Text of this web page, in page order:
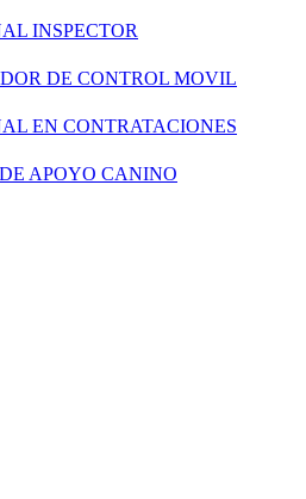
INSPECTOR
DE CONTROL MOVIL
EN CONTRATACIONES
APOYO CANINO